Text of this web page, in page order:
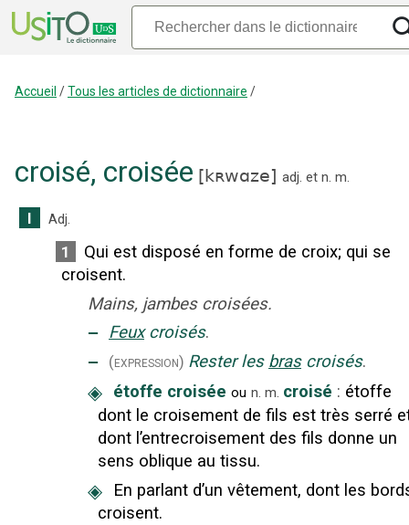
Accueil /Tous les articles de dictionnaire /
croisé, croisée [kʀwɑze] adj. et n. m.
I Adj.
1 Qui est disposé en forme de croix; qui se
croisent.
Mains, jambes croisées.
‒ Feux croisés.
‒ (expression) Rester les bras croisés.
◈ étoffe croisée ou n. m. croisé : étoffe
dont le croisement de fils est très serré
dont l’entrecroisement des fils donne un
sens oblique au tissu.
◈
En parlant d’un vêtement, dont les
croisent.